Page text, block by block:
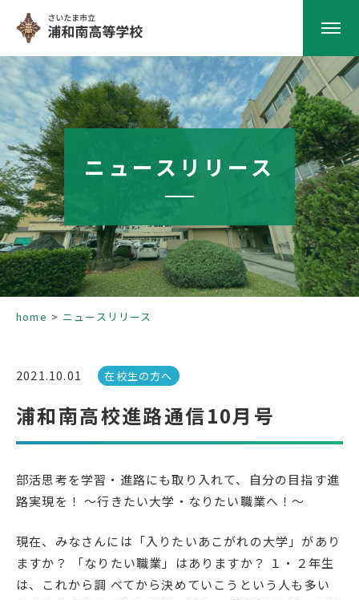
HOME
学校紹介
南高の教育
学校生活
部活動
事務室より
在校生の皆さんへ
保護者の方へ
本校のPTA活動
ニュースリリース
home ニュースリリース
2021.10.01 在校生の方へ
浦和南高校進路通信10月号
部活思考を学習・進路にも取り入れて、自分の目指す進
路実現を！ ～行きたい大学・なりたい職業へ！～
現在、みなさんには「入りたいあこがれの大学」があり
ますか？ 「なりたい職業」はありますか？ １・２年生
は、これから調 べてから決めていこうという人も多い